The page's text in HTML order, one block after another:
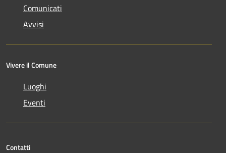
Comunicati
Avvisi
Vivere il Comune
Luoghi
Eventi
Contatti